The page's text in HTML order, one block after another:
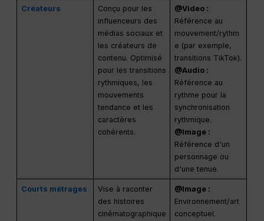
Conçu pour les
influenceurs des
médias sociaux et
les créateurs de
contenu. Optimisé
pour les transitions
rythmiques, les
mouvements
tendance et les
caractères
@Video :
Référence au
mouvement/rythm
e (par exemple,
transitions TikTok).
@Audio :
Référence au
rythme pour la
synchronisation
rythmique.
@Image :
Référence d'un
personnage ou
Vise à raconter
des histoires
@Image :
Environnement/art